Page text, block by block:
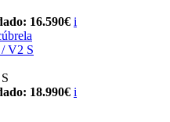
16.590€ i
V2 S
18.990€ i